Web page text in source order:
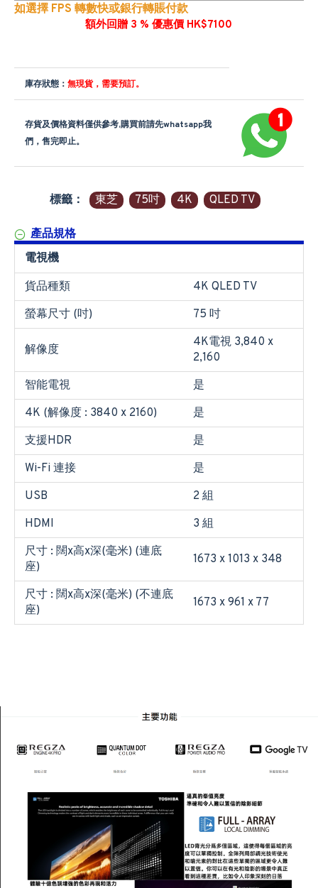
如選擇 FPS 轉數快或銀行轉賬付款
額外回贈 3 % 優惠價 HK$7100
庫存狀態： 無現貨，需要預訂。
存貨及價格資料僅供參考,購買前請先whatsapp我
們，售完即止。
標籤： 東芝 75吋 4K QLED TV
產品規格
電視機
貨品種類
4K QLED TV
螢幕尺寸 (吋)
75 吋
解像度
4K電視 3,840 x
2,160
智能電視
是
4K (解像度 : 3840 x 2160)
是
支援HDR
是
Wi-Fi 連接
是
USB
2 組
HDMI
3 組
尺寸 : 闊x高x深(毫米) (連底
座)
1673 x 1013 x 348
尺寸 : 闊x高x深(毫米) (不連底
座)
1673 x 961 x 77